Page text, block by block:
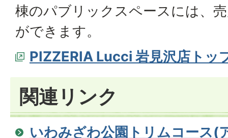
棟のパブリックスペースには、
ができます。
PIZZERIA Lucci 岩見沢店トッ
関連リンク
いわみざわ公園トリムコース(